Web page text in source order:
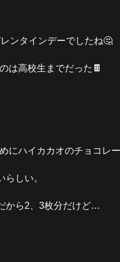
ンタインデーでしたね🤔
は高校生までだった🍫
にハイカカオのチョコレ
しい。
から2、3枚分だけど…